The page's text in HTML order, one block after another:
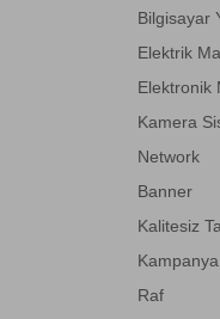
Bilgisayar
Elektrik
Elektronik
Kamera
Network
Banner
Kalitesiz
Kampanya
Raf